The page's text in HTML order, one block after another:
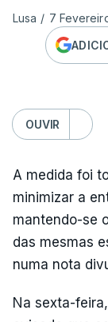
Lusa / 7
OUVIR
A medida foi
minimizar a
mantendo-se
das mesmas
numa nota
Na sexta-